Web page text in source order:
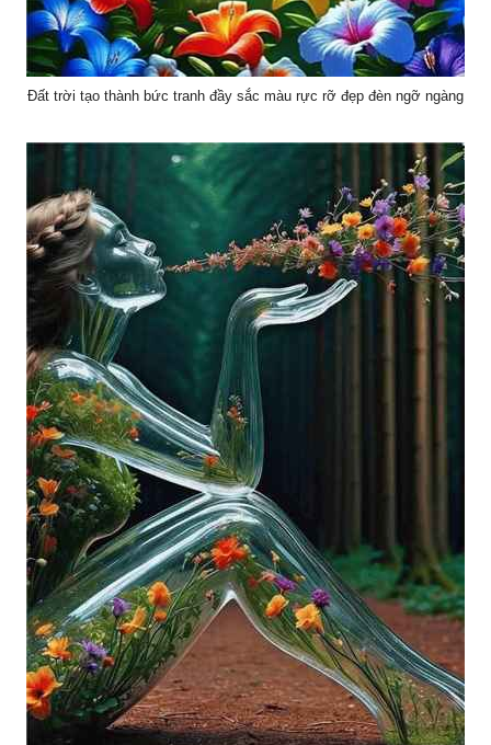
Đất trời tạo thành bức tranh đầy sắc màu rực rỡ đẹp đèn ngỡ ngàng